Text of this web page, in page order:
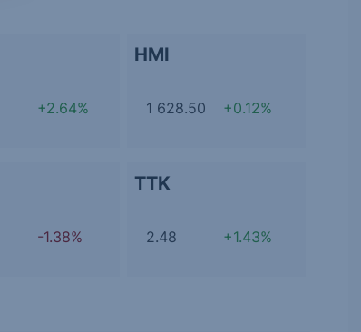
+2.64%
HMI
1 628.50 +0.12%
-1.38%
TTK
2.48 +1.43%